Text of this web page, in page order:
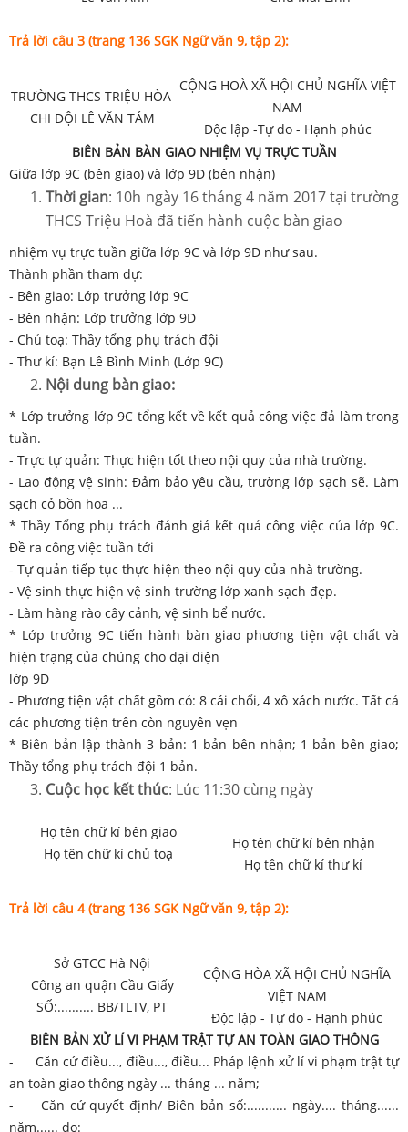
Trả lời câu 3 (trang 136 SGK Ngữ văn 9, tập 2):
TRƯỜNG THCS TRIỆU HÒA
CHI ĐỘI LÊ VĂN TÁM
CỘNG HOÀ XÃ HỘI CHỦ NGHĨA VIỆT
NAM
Độc lập -Tự do - Hạnh phúc
BIÊN BẢN BÀN GIAO NHIỆM VỤ TRỰC TUẦN
Giữa lớp 9C (bên giao) và lớp 9D (bên nhận)
Thời gian: 10h ngày 16 tháng 4 năm 2017 tại trường
THCS Triệu Hoà đã tiến hành cuộc bàn giao
nhiệm vụ trực tuần giữa lớp 9C và lớp 9D như sau.
Thành phần tham dự:
- Bên giao: Lớp trưởng lớp 9C
- Bên nhận: Lớp trưởng lớp 9D
- Chủ toạ: Thầy tổng phụ trách đội
- Thư kí: Bạn Lê Bình Minh (Lớp 9C)
Nội dung bàn giao:
* Lớp trưởng lớp 9C tổng kết về kết quả công việc đả làm trong
tuần.
- Trực tự quản: Thực hiện tốt theo nội quy của nhà trường.
- Lao động vệ sinh: Đảm bảo yêu cầu, trường lớp sạch sẽ. Làm
sạch cỏ bồn hoa ...
* Thầy Tổng phụ trách đánh giá kết quả công việc của lớp 9C.
Đề ra công việc tuần tới
- Tự quản tiếp tục thực hiện theo nội quy của nhà trường.
- Vệ sinh thực hiện vệ sinh trường lớp xanh sạch đẹp.
- Làm hàng rào cây cảnh, vệ sinh bể nước.
* Lớp trưởng 9C tiến hành bàn giao phương tiện vật chất và
hiện trạng của chúng cho đại diện
lớp 9D
- Phương tiện vật chất gồm có: 8 cái chổi, 4 xô xách nước. Tất cả
các phương tiện trên còn nguyên vẹn
* Biên bản lập thành 3 bản: 1 bản bên nhận; 1 bản bên giao;
Thầy tổng phụ trách đội 1 bản.
Cuộc học kết thúc: Lúc 11:30 cùng ngày
Họ tên chữ kí bên giao
Họ tên chữ kí chủ toạ
Họ tên chữ kí bên nhận
Họ tên chữ kí thư kí
Trả lời câu 4 (trang 136 SGK Ngữ văn 9, tập 2):
Sở GTCC Hà Nội
Công an quận Cầu Giấy
SỐ:.......... BB/TLTV, PT
CỘNG HÒA XÃ HỘI CHỦ NGHĨA
VIỆT NAM
Độc lập - Tự do - Hạnh phúc
BIÊN BẢN XỬ LÍ VI PHẠM TRẬT TỰ AN TOÀN GIAO THÔNG
- Căn cứ điều..., điều..., điều... Pháp lệnh xử lí vi phạm trật tự
an toàn giao thông ngày ... tháng ... năm;
- Căn cứ quyết định/ Biên bản số:........... ngày.... tháng......
năm...... do: